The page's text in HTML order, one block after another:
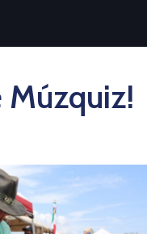
Múzquiz!